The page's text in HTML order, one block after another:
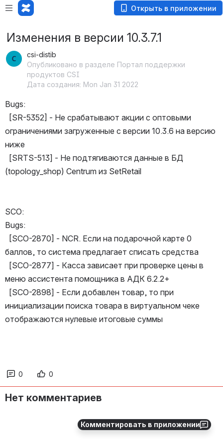
Открыть в приложении
Комментировать в приложении
Изменения в версии 10.3.7.1
csi-distib
Опубликовано в разделе Портал поддержки
продуктов CSI
Дата создания: Mon Jan 31 2022
Bugs:
[SR-5352] - Не срабатывают акции с оптовыми
ограничениями загруженные с версии 10.3.6 на версию
ниже
[SRTS-513] - Не подтягиваются данные в БД
(topology_shop) Centrum из SetRetail
SCO:
Bugs:
[SCO-2870] - NCR. Если на подарочной карте 0
баллов, то система предлагает списать средства
[SCO-2877] - Касса зависает при проверке цены в
меню ассистента помощника в АДК 6.2.2+
[SCO-2898] - Если добавлен товар, то при
инициализации поиска товара в виртуальном чеке
отображаются нулевые итоговые суммы
0 0
Нет комментариев